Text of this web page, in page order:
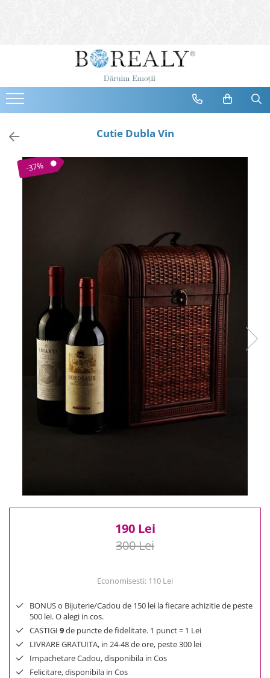
Bijuterii
Cercei
Bratari
Coliere
Brose
Tiare
Cele mai noi
Cele mai vandute
Cele mai votate
Cu video
0 Lei - 100 Lei
100 Lei - 200 Lei
200 Lei - 300 Lei
500 Lei - 1000 Lei
Cutie Dubla Vin
-37%
190 Lei
300 Lei
Economisesti: 110 Lei
BONUS o Bijuterie/Cadou de 150 lei la fiecare achizitie de peste
500 lei. O alegi in cos.
CASTIGI 9de puncte de fidelitate. 1 punct = 1 Lei
LIVRARE GRATUITA, in 24-48 de ore, peste 300 lei
Impachetare Cadou, disponibila in Cos
Felicitare, disponibila in Cos